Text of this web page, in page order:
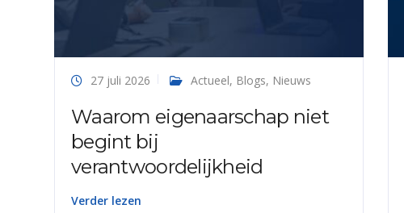
27 juli 2026 Actueel, Blogs, Nieuws
Waarom eigenaarschap niet
begint bij
verantwoordelijkheid
Verder lezen